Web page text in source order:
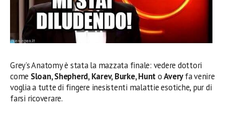
Grey’s Anatomy è stata la mazzata finale: vedere dottori
come Sloan, Shepherd, Karev, Burke, HuntoAveryfa venire
voglia a tutte di fingere inesistenti malattie esotiche, pur di
farsi ricoverare.